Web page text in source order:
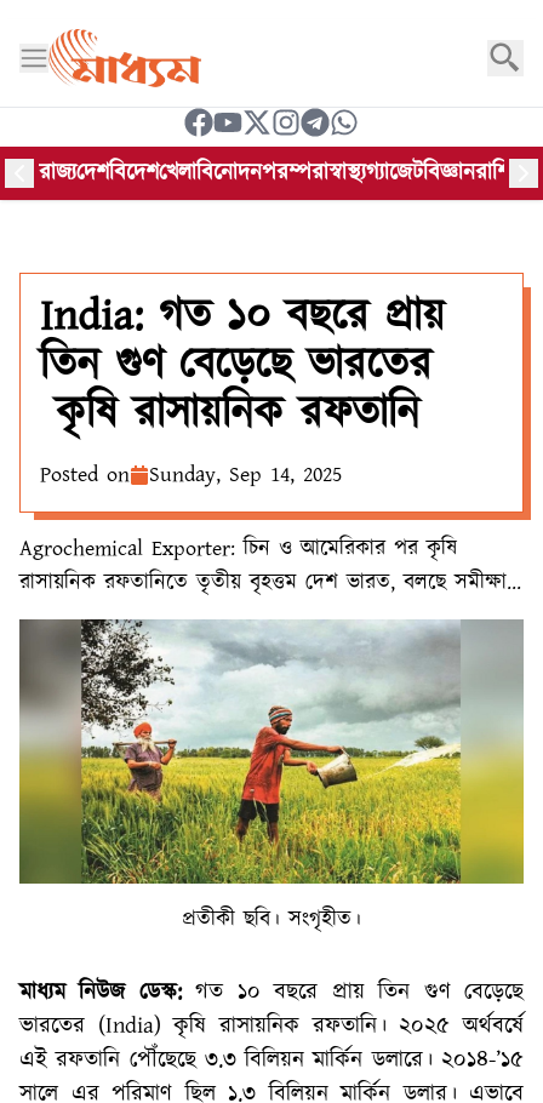
রাজ্যদেশবিদেশখেলাবিনোদনপরম্পরাস্বাস্থ্যগ্যাজেটবিজ্ঞানরাশিফল
India: গত ১০ বছরে প্রায়
তিন গুণ বেড়েছে ভারতের
কৃষি রাসায়নিক রফতানি
Posted on Sunday, Sep 14, 2025
Agrochemical Exporter: চিন ও আমেরিকার পর কৃষি
রাসায়নিক রফতানিতে তৃতীয় বৃহত্তম দেশ ভারত, বলছে সমীক্ষা...
প্রতীকী ছবি। সংগৃহীত।
মাধ্যম নিউজ ডেস্ক:গত ১০ বছরে প্রায় তিন গুণ বেড়েছে
ভারতের (India) কৃষি রাসায়নিক রফতানি। ২০২৫ অর্থবর্ষে
এই রফতানি পৌঁছেছে ৩.৩ বিলিয়ন মার্কিন ডলারে। ২০১৪-’১৫
সালে এর পরিমাণ ছিল ১.৩ বিলিয়ন মার্কিন ডলার। এভাবে